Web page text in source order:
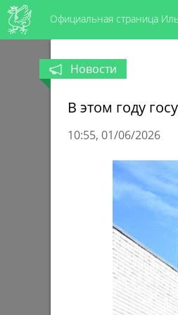
Официальная страница
Новости
В этом году
10:55 01/06/2026